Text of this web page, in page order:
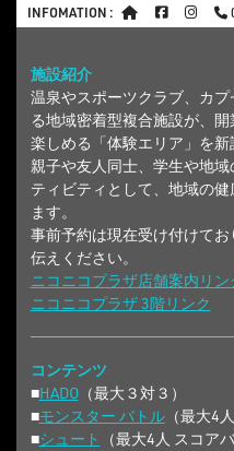
INFOMATION :
施設紹介
温泉やスポーツクラブ、カ
る地域密着型複合施設が、 開
楽しめる「体験エリア」を新
親子や友人同士、学生や地
ティビティとして、地域の
ます。
事前予約は現在受け付けて
伝えください。
ニコニコプラザ店舗案内リン
ニコニコプラザ 3階リンク
コンテンツ
■HADO（最大３対３）
■モンスター バトル（最大4
■シュート （最大4人 スコア